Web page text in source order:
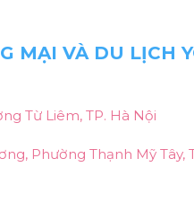
MẠI VÀ DU LỊCH
Từ Liêm, TP. Hà Nội
Phường Thạnh Mỹ Tây,